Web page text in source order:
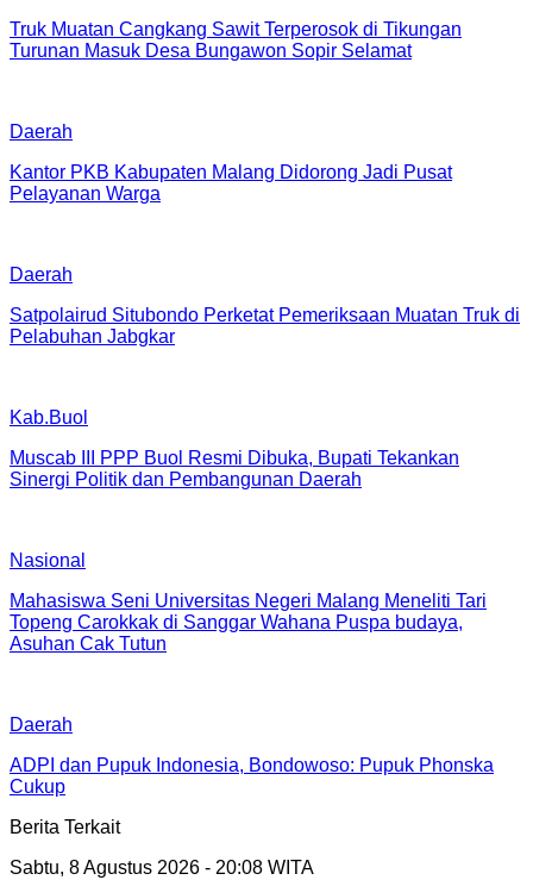
Truk Muatan Cangkang Sawit Terperosok di Tikungan
Turunan Masuk Desa Bungawon Sopir Selamat
Daerah
Kantor PKB Kabupaten Malang Didorong Jadi Pusat
Pelayanan Warga
Daerah
Satpolairud Situbondo Perketat Pemeriksaan Muatan Truk di
Pelabuhan Jabgkar
Kab.Buol
Muscab III PPP Buol Resmi Dibuka, Bupati Tekankan
Sinergi Politik dan Pembangunan Daerah
Nasional
Mahasiswa Seni Universitas Negeri Malang Meneliti Tari
Topeng Carokkak di Sanggar Wahana Puspa budaya,
Asuhan Cak Tutun
Daerah
ADPI dan Pupuk Indonesia, Bondowoso: Pupuk Phonska
Cukup
Berita Terkait
Sabtu, 8 Agustus 2026 - 20:08 WITA